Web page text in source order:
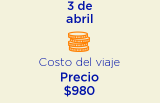
3 de
abril
Costo del viaje
Precio
$980